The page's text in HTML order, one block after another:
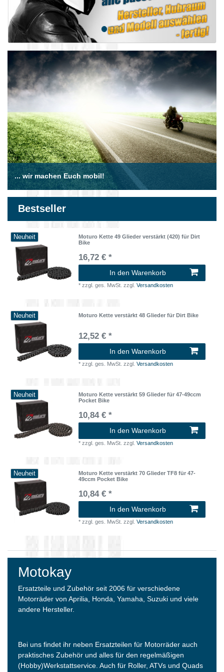
... wir machen Euch mobil!
Bestseller
Neuheit
Moturo Kette 49 Glieder verstärkt (420) für Dirt
Bike
16,72 € *
In den Warenkorb
*zzgl. ges. MwSt. zzgl.Versandkosten
Neuheit Moturo Kette verstärkt 48 Glieder für Dirt Bike
12,52 € *
In den Warenkorb
*zzgl. ges. MwSt. zzgl.Versandkosten
Neuheit
Moturo Kette verstärkt 59 Glieder für 47-49ccm
Pocket Bike
10,84 € *
In den Warenkorb
*zzgl. ges. MwSt. zzgl.Versandkosten
Neuheit
Moturo Kette verstärkt 70 Glieder TF8 für 47-
49ccm Pocket Bike
10,84 € *
In den Warenkorb
*zzgl. ges. MwSt. zzgl.Versandkosten
Motokay
Ersatzteile und Zubehör seit 2006 für verschiedene
Motorräder von Aprilia, Honda, Yamaha, Suzuki und viele
andere Hersteller.
Bei uns findet ihr neben Ersatzteilen für Motorräder auch
praktisches Zubehör und alles für den regelmäßigen
(Hobby)Werkstattservice. Auch für Roller, ATVs und Quads